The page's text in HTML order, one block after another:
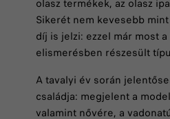
olasz termékek, az olasz
Sikerét nem kevesebb
díj is jelzi: ezzel már most
elismerésben részesült
A tavalyi év során
családja: megjelent a
valamint nővére, a